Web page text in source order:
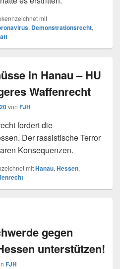
mit
, Demonstrationsrecht,
in Hanau – HU
Waffenrecht
von FJH
fordert die
Der rassistische Terror
Konsequenzen.
mitHanau, Hessen,
gegen
unterstützen!
FJH